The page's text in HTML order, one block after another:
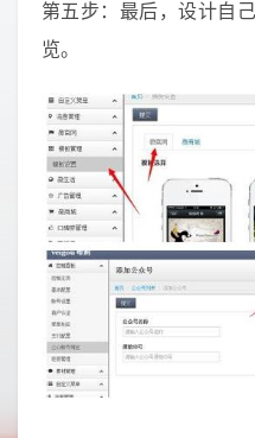
第五步：最后，设计自
览。